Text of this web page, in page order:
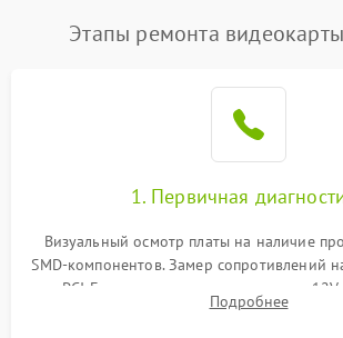
Этапы ремонта
1. Первичная
Визуальный осмотр платы на наличие
SMD-компонентов. Замер сопротивлений
PCI-E и дополнительных разъемах 12V.
короткое замыкание основных дросселей
Подробнее